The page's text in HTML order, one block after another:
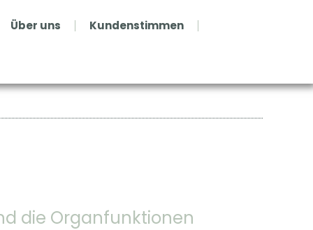
Über uns Kundenstimmen
die Organfunktionen